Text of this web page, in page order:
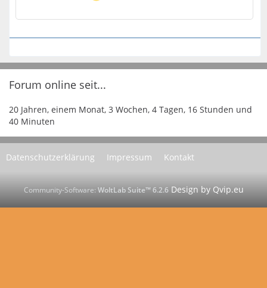
Forum online seit...
20 Jahren, einem Monat, 3 Wochen, 4 Tagen, 16 Stunden und
40 Minuten
Datenschutzerklärung Impressum Kontakt
Community-Software: WoltLab Suite™ 6.2.6